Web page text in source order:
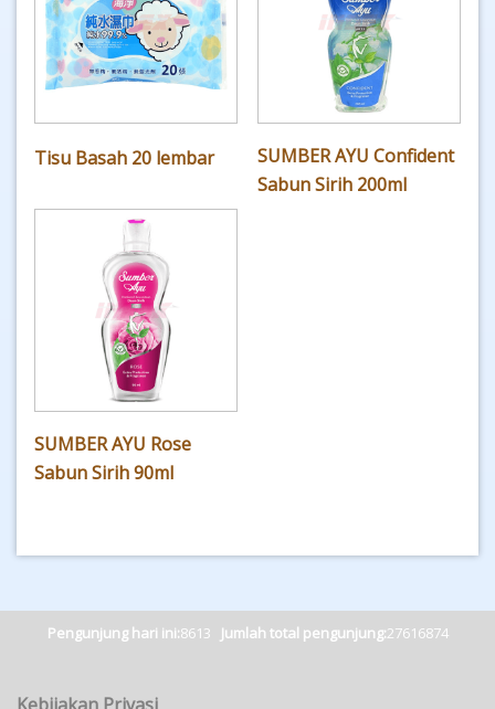
Tisu Basah 20 lembar
SUMBER AYU Confident
Sabun Sirih 200ml
SUMBER AYU Rose
Sabun Sirih 90ml
Pengunjung hari ini:8613 Jumlah total pengunjung:27616874